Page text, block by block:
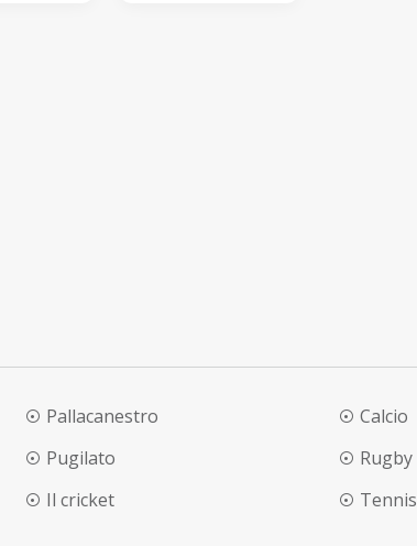
Pallacanestro
Pugilato
Il cricket
Calcio
Rugby
Tennis